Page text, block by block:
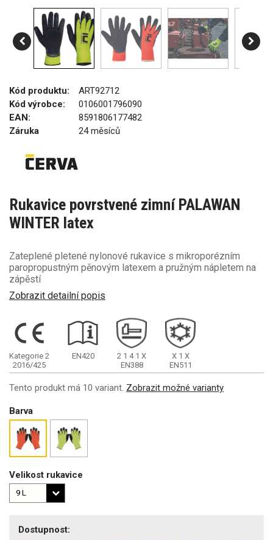
Kód produktu:
ART92712
Kód výrobce:
0106001796090
EAN:
8591806177482
Záruka
24 měsíců
Rukavice povrstvené zimní PALAWAN
WINTER latex
Zateplené pletené nylonové rukavice s mikroporézním
paropropustným pěnovým latexem a pružným nápletem na
zápěstí
Zobrazit detailní popis
Kategorie 2
2016/425
EN420 2 1 4 1 X
EN388
X 1 X
EN511
Tento produkt má 10 variant. Zobrazit možné varianty
Barva
Velikost rukavice
Dostupnost: